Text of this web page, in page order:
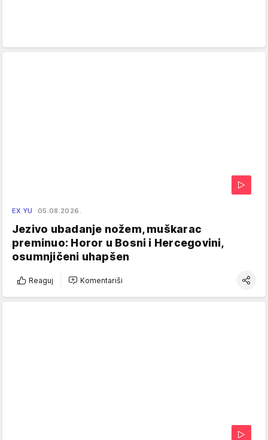
EX YU 05.08.2026.
Jezivo ubadanje nožem, muškarac
preminuo: Horor u Bosni i Hercegovini,
osumnjičeni uhapšen
Reaguj Komentariši